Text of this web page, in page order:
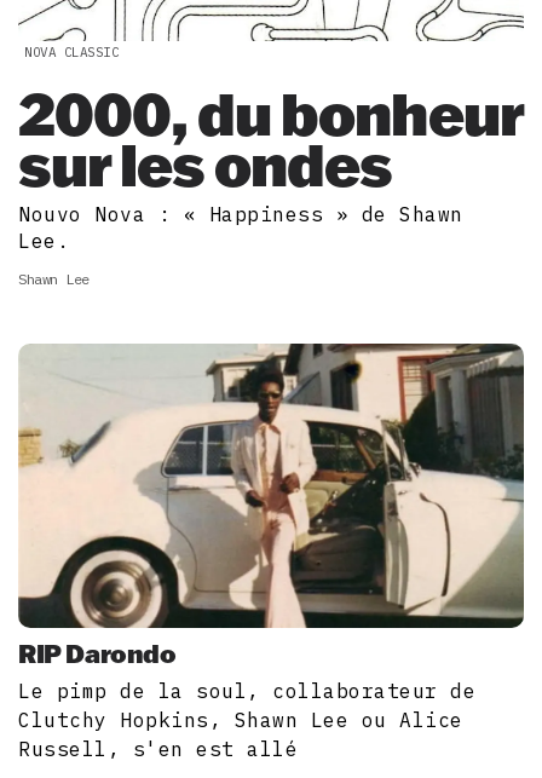
NOVA CLASSIC
2000, du bonheur
sur les ondes
Nouvo Nova : « Happiness » de Shawn
Lee.
Shawn Lee
RIP Darondo
Le pimp de la soul, collaborateur de
Clutchy Hopkins, Shawn Lee ou Alice
Russell, s'en est allé